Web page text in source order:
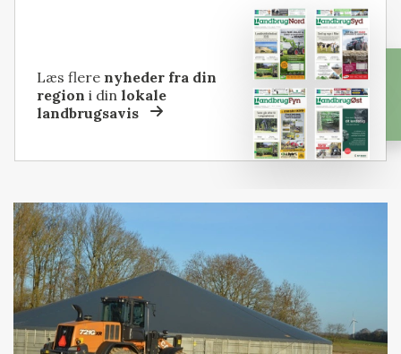
Læs flere nyheder fra din
region i dinlokale
landbrugsavis